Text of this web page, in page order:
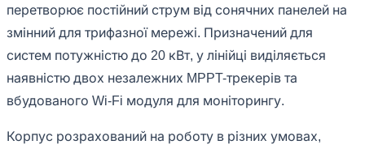
перетворює постійний струм від сонячних панелей на
змінний для трифазної мережі. Призначений для
систем потужністю до 20 кВт, у лінійці виділяється
наявністю двох незалежних MPPT-трекерів та
вбудованого Wi-Fi модуля для моніторингу.
Корпус розрахований на роботу в різних умовах,